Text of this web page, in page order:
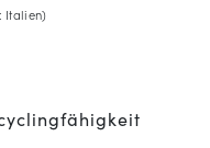
Italien)